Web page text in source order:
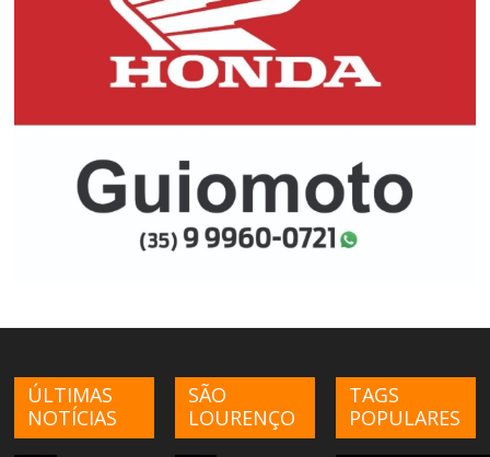
ÚLTIMAS
NOTÍCIAS
SÃO
LOURENÇO
TAGS
POPULARES